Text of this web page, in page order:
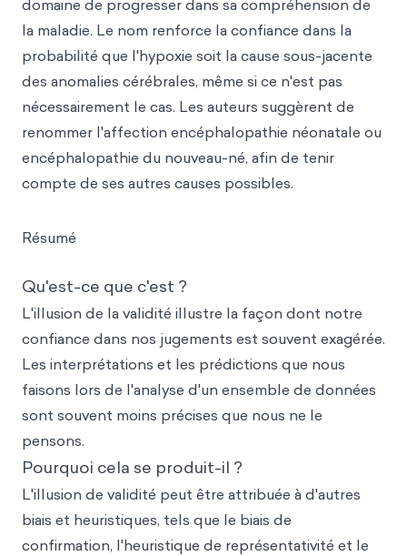
domaine de progresser dans sa compréhension de
la maladie. Le nom renforce la confiance dans la
probabilité que l'hypoxie soit la cause sous-jacente
des anomalies cérébrales, même si ce n'est pas
nécessairement le cas. Les auteurs suggèrent de
renommer l'affection encéphalopathie néonatale ou
encéphalopathie du nouveau-né, afin de tenir
compte de ses autres causes possibles.
Résumé
Qu'est-ce que c'est ?
L'illusion de la validité illustre la façon dont notre
confiance dans nos jugements est souvent exagérée.
Les interprétations et les prédictions que nous
faisons lors de l'analyse d'un ensemble de données
sont souvent moins précises que nous ne le
pensons.
Pourquoi cela se produit-il ?
L'illusion de validité peut être attribuée à d'autres
biais et heuristiques, tels que le biais de
confirmation, l'heuristique de représentativité et le